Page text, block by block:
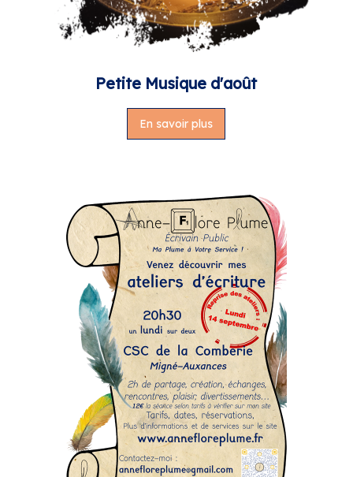
Petite Musique d'août
En savoir plus